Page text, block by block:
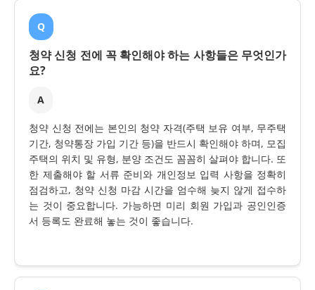
Q
청약 신청 전에 꼭 확인해야 하는 사항들은 무엇인가
요?
A
청약 신청 전에는 본인의 청약 자격(주택 보유 여부, 무주택
기간, 청약통장 가입 기간 등)을 반드시 확인해야 하며, 모집
주택의 위치 및 유형, 분양 조건도 꼼꼼히 살펴야 합니다. 또
한 제출해야 할 서류 준비와 개인정보 입력 사항을 정확히
점검하고, 청약 신청 마감 시간을 엄수해 늦지 않게 접수하
는 것이 중요합니다. 가능하면 미리 회원 가입과 공인인증
서 등록도 완료해 놓는 것이 좋습니다.